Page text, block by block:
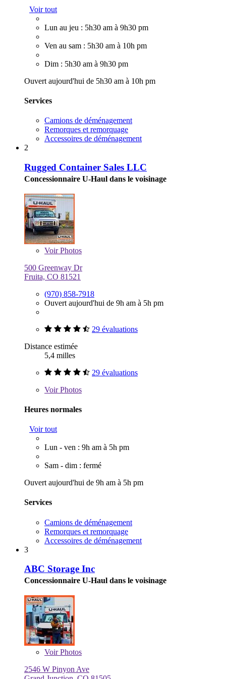
Voir tout
Lun au jeu : 5h30 am à 9h30 pm
Ven au sam : 5h30 am à 10h pm
Dim : 5h30 am à 9h30 pm
Ouvert aujourd'hui de 5h30 am à 10h pm
Services
Camions de déménagement
Remorques et remorquage
Accessoires de déménagement
2
Rugged Container Sales LLC
Concessionnaire U-Haul dans le voisinage
VoirPhotos
500 Greenway Dr
Fruita, CO 81521
(970) 858-7918
Ouvert aujourd'hui de 9h am à 5h pm
29 évaluations
Distance estimée
5,4 milles
29 évaluations
VoirPhotos
Heures normales
Voir tout
Lun - ven : 9h am à 5h pm
Sam - dim : fermé
Ouvert aujourd'hui de 9h am à 5h pm
Services
Camions de déménagement
Remorques et remorquage
Accessoires de déménagement
3
ABC Storage Inc
Concessionnaire U-Haul dans le voisinage
VoirPhotos
2546 W Pinyon Ave